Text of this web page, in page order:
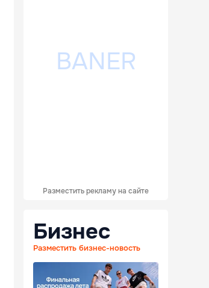
Разместить рекламу на сайте
Бизнес
Разместить бизнес-новость